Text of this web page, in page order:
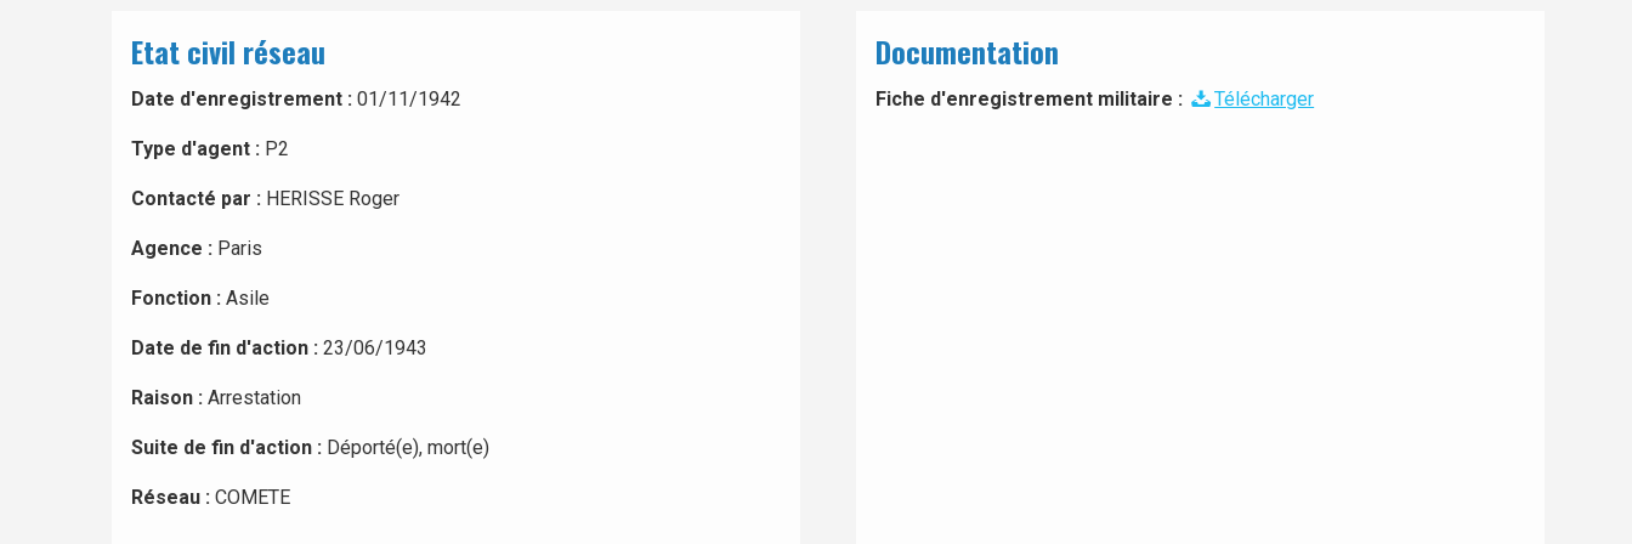
Etat civil réseau
Date d'enregistrement : 01/11/1942
Type d'agent : P2
Contacté par : HERISSE Roger
Agence : Paris
Fonction : Asile
Date de fin d'action : 23/06/1943
Raison : Arrestation
Suite de fin d'action : Déporté(e), mort(e)
Réseau : COMETE
Documentation
Fiche d'enregistrement militaire : Télécharger